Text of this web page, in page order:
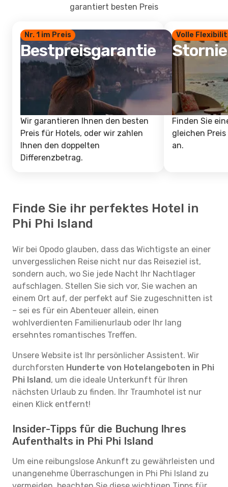
garantiert besten Preis
Nr. 1 im Preis
Bestpreisgarantie
Wir garantieren Ihnen den besten
Preis für Hotels, oder wir zahlen
Ihnen den doppelten
Differenzbetrag.
Volle
Finden Sie
gleichen
an.
Finde Sie ihr perfektes Hotel in
Phi Phi Island
Wir bei Opodo glauben, dass das Wichtigste an einer
unvergesslichen Reise nicht nur das Reiseziel ist,
sondern auch, wo Sie jede Nacht Ihr Nachtlager
aufschlagen. Stellen Sie sich vor, Sie wachen an
einem Ort auf, der perfekt auf Sie zugeschnitten ist
– sei es für ein Abenteuer allein, einen
wohlverdienten Familienurlaub oder Ihr lang
ersehntes romantisches Treffen.
Unsere Website ist Ihr persönlicher Assistent. Wir
durchforsten Hunderte von Hotelangeboten in Phi
Phi Island, um die ideale Unterkunft für Ihren
nächsten Urlaub zu finden. Ihr Traumhotel ist nur
einen Klick entfernt!
Insider-Tipps für die Buchung Ihres
Aufenthalts in Phi Phi Island
Um eine reibungslose Ankunft zu gewährleisten und
unangenehme Überraschungen in Phi Phi Island zu